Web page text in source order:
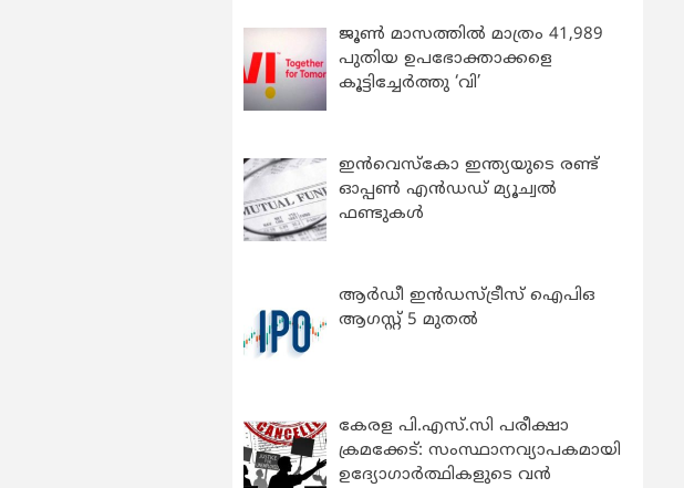
ജൂൺ മാസത്തിൽ മാത്രം 41,989
പുതിയ ഉപഭോക്താക്കളെ
കൂട്ടിച്ചേർത്തു ‘വി’
ഇന്‍വെസ്കോ ഇന്ത്യയുടെ രണ്ട്
ഓപ്പണ്‍ എന്‍ഡഡ് മ്യൂച്വല്‍
ഫണ്ടുകള്‍
ആർഡീ ഇൻഡസ്ട്രീസ് ഐപിഒ
ആഗസ്റ്റ് 5 മുതൽ
കേരള പി.എസ്.സി പരീക്ഷാ
ക്രമക്കേട്: സംസ്ഥാനവ്യാപകമായി
ഉദ്യോഗാര്‍ത്ഥികളുടെ വന്‍